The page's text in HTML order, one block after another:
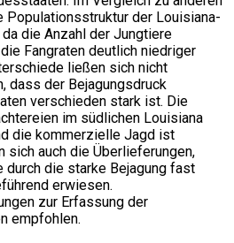
Populationsstruktur der Louisiana-
die Anzahl der Jungtiere
Fangraten deutlich niedriger
ließen sich nicht
dass der Bejagungsdruck
verschieden stark ist. Die
im südlichen Louisiana
die kommerzielle Jagd ist
sich auch die Überlieferungen,
die starke Bejagung fast
erwiesen.
zur Erfassung der
empfohlen.